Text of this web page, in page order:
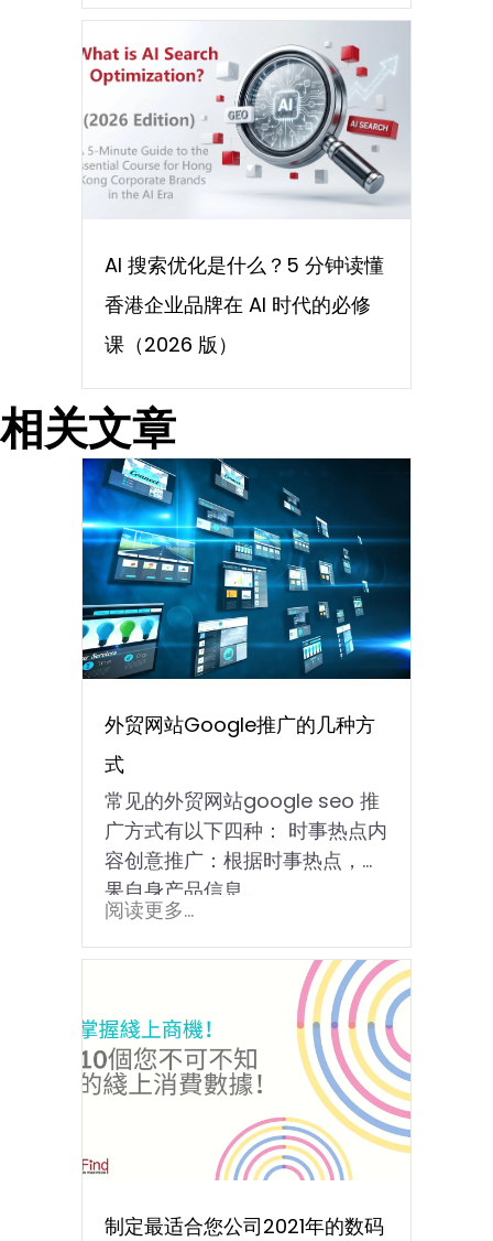
AI 搜索优化是什么？5 分钟读懂
香港企业品牌在 AI 时代的必修
课（2026 版）
相关文章
外贸网站Google推广的几种方
式
常见的外贸网站google seo 推
广方式有以下四种： 时事热点内
容创意推广：根据时事热点，结
果自身产品信息...
阅读更多...
制定最适合您公司2021年的数码